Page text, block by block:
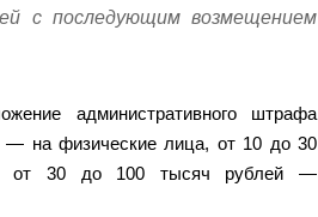
с последующим возмещением
административного штрафа
— на физические лица, от 10 до 30
от 30 до 100 тысяч рублей —